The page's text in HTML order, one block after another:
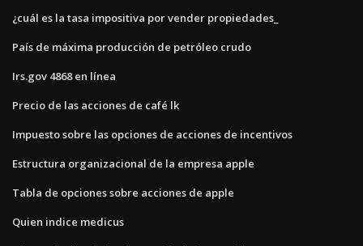
¿cuál es la tasa impositiva por vender propiedades_
País de máxima producción de petróleo crudo
Irs.gov 4868 en línea
Precio de las acciones de café lk
Impuesto sobre las opciones de acciones de incentivos
Estructura organizacional de la empresa apple
Tabla de opciones sobre acciones de apple
Quien indice medicus